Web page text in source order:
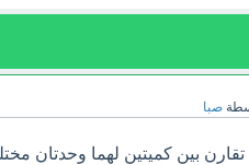
صبا
بين كميتين لهما وحدتان